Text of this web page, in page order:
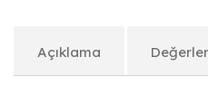
Açıklama